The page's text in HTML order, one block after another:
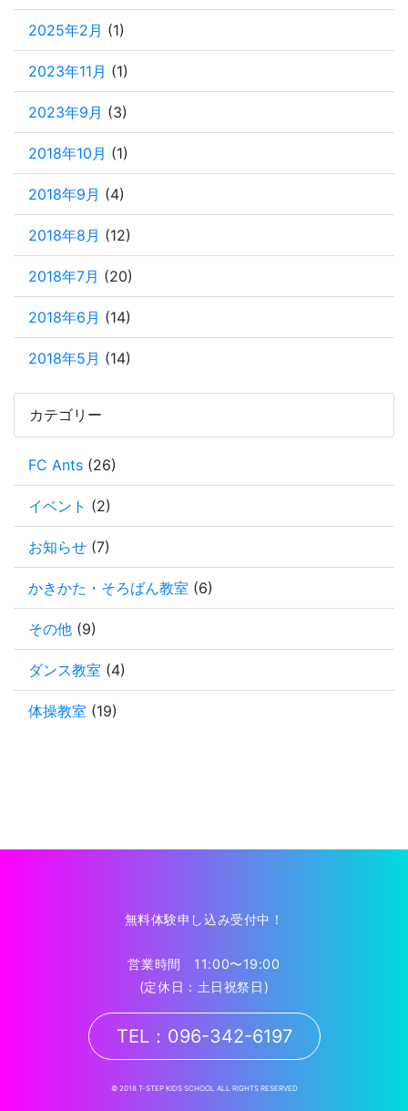
2025年2月 (1)
2023年11月 (1)
2023年9月 (3)
2018年10月 (1)
2018年9月 (4)
2018年8月 (12)
2018年7月 (20)
2018年6月 (14)
2018年5月 (14)
カテゴリー
FC Ants (26)
イベント (2)
お知らせ (7)
かきかた・そろばん教室 (6)
その他 (9)
ダンス教室 (4)
体操教室 (19)
無料体験申し込み受付中！
営業時間 11:00〜19:00
(定休日：土日祝祭日)
TEL：096-342-6197
© 2018 T-STEP KIDS SCHOOL ALL RIGHTS RESERVED